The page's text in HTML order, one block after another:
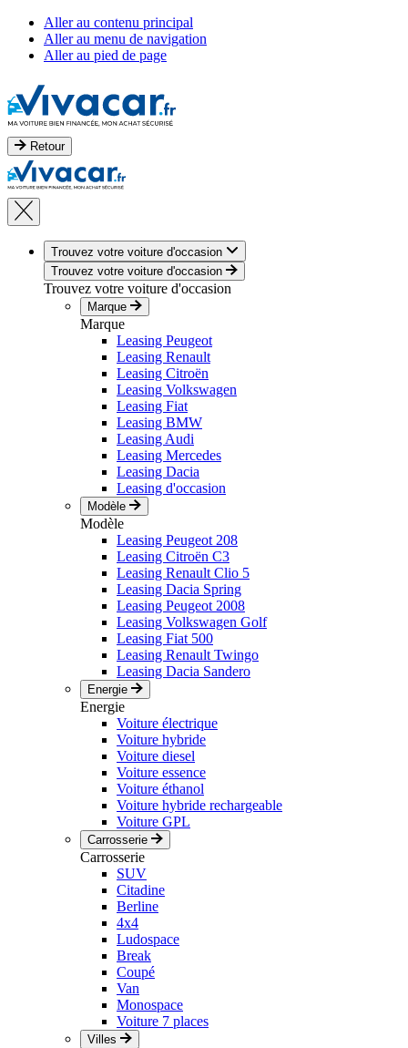
Aller au contenu principal
Aller au menu de navigation
Aller au pied de page
Retour
Trouvez votre voiture d'occasion
Trouvez votre voiture d'occasion
Trouvez votre voiture d'occasion
Marque
Marque
Leasing Peugeot
Leasing Renault
Leasing Citroën
Leasing Volkswagen
Leasing Fiat
Leasing BMW
Leasing Audi
Leasing Mercedes
Leasing Dacia
Leasing d'occasion
Modèle
Modèle
Leasing Peugeot 208
Leasing Citroën C3
Leasing Renault Clio 5
Leasing Dacia Spring
Leasing Peugeot 2008
Leasing Volkswagen Golf
Leasing Fiat 500
Leasing Renault Twingo
Leasing Dacia Sandero
Energie
Energie
Voiture électrique
Voiture hybride
Voiture diesel
Voiture essence
Voiture éthanol
Voiture hybride rechargeable
Voiture GPL
Carrosserie
Carrosserie
SUV
Citadine
Berline
4x4
Ludospace
Break
Coupé
Van
Monospace
Voiture 7 places
Villes